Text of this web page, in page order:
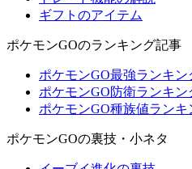
ギフトのアイテム
ポケモンGOのランキング記事
ポケモンGO最強ランキン
ポケモンGO防衛ランキン
ポケモンGO種族値ランキ
ポケモンGOの裏技・小ネタ